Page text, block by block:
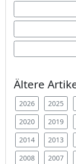
Ältere
2026 2025
2020
2019
2014
2013
2008
2007